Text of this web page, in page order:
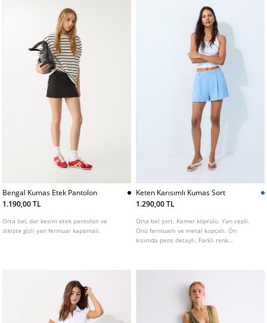
Bengal Kumas Etek Pantolon
1.190,00 TL
Orta bel, dar kesim etek pantolon ve
dikişte gizli yan fermuar kapamalı.
Keten Karısımlı Kumas Sort
1.290,00 TL
Orta bel şort. Kemer köprülü. Yan cepli.
Önü fermuarlı ve metal kopçalı. Ön
kısımda pens detaylı. Farklı renk